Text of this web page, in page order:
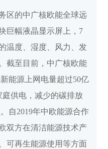
区的中广核欧能全球远
巨幅液晶显示屏上，7
温度、湿度、风力、发
截至目前，中广核欧能
能源上网电量超过50亿
供电，减少的碳排放
自2019年中欧能源合作
双方在清洁能源技术产
可再生能源使用等方面